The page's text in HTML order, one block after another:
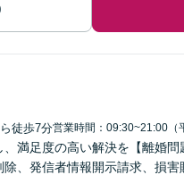
徒歩7分営業時間：09:30~21:00（
満足度の高い解決を【離婚
、発信者情報開示請求、損